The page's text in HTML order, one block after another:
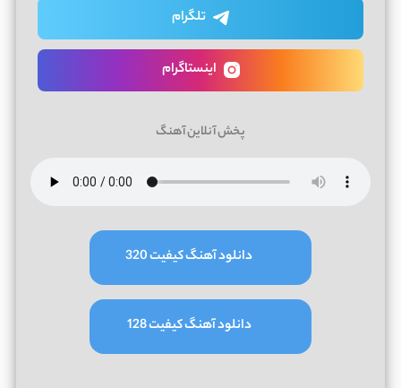
تلگرام
اینستاگرام
پخش آنلاین آهنگ
دانلود آهنگ کیفیت 320
دانلود آهنگ کیفیت 128